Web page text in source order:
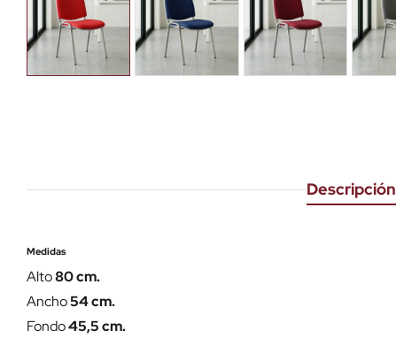
Descripción
Medidas
Alto80 cm.
Ancho54 cm.
Fondo45,5 cm.